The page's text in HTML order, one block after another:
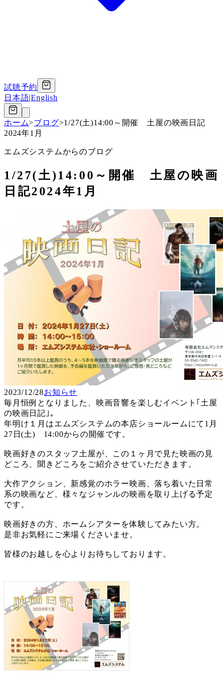
試聴予約
日本語|English
ホーム>ブログ>1/27(土)14:00～開催 土屋の映画日記
2024年1月
エムズシステムからのブログ
1/27(土)14:00～開催 土屋の映画
日記2024年1月
2023/12/28お知らせ
毎月恒例となりました、映画音響を楽しむイベント｢土屋
の映画日記｣。
年明け１月はエムズシステムの本店ショールームにて1月
27日(土) 14:00からの開催です。
映画好きのスタッフ土屋が、この１ヶ月で見た映画の見
どころ、聞きどころをご紹介させていただきます。
大作アクション、新感覚のホラー映画、落ち着いた日常
系の映画など、様々なジャンルの映画を取り上げる予定
です。
映画好きの方、ホームシアターを体験してみたい方。
是非お気軽にご来場くださいませ。
皆様のお越しを心よりお待ちしております。